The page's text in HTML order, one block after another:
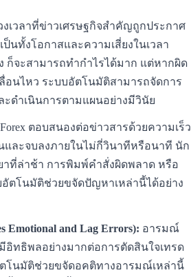
งเวลาที่ข่าวเศรษฐกิจสำคัญถูกประกาศ
นทั้งโอกาสและความเสี่ยงในเวลา
ก็จะสามารถทำกำไรได้มาก แต่หากผิด
อนไหว ระบบอัตโนมัติสามารถจัดการ
ดำเนินการตามแผนอย่างมีวินัย
ตอบสนองต่อข่าวสารด้วยความเร็ว
และจบลงภายในไม่กี่วินาทีหรือนาที นัก
าที่ล่าช้า การพิมพ์คำสั่งผิดพลาด หรือ
ตโนมัติช่วยขจัดปัญหาเหล่านี้ได้อย่าง
and Lag Errors): อารมณ์
ทธิพลอย่างมากต่อการตัดสินใจเทรด
ตโนมัติช่วยขจัดอคติทางอารมณ์เหล่านี้